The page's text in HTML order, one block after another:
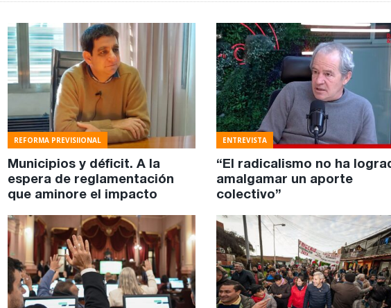
REFORMA PREVISIIONAL
Municipios y déficit. A la
espera de reglamentación
que aminore el impacto
ENTREVISTA
“El radicalismo no ha
amalgamar un aporte
colectivo”